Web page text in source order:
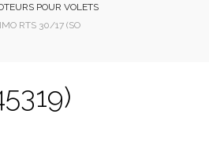
POUR VOLETS
RTS 30/17 (SO